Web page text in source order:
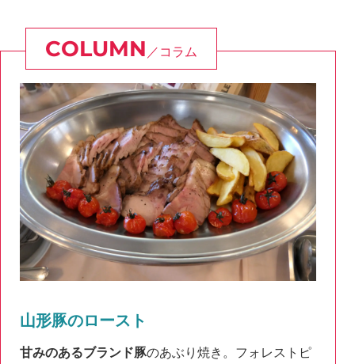
コラム
山形豚のロースト
甘みのあるブランド豚のあぶり焼き。フォレストピ